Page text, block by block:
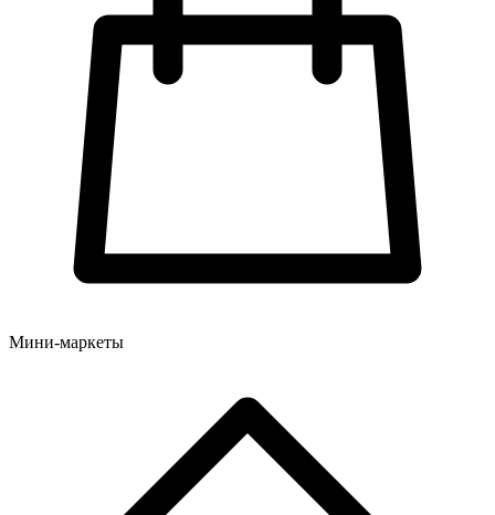
Мини-маркеты